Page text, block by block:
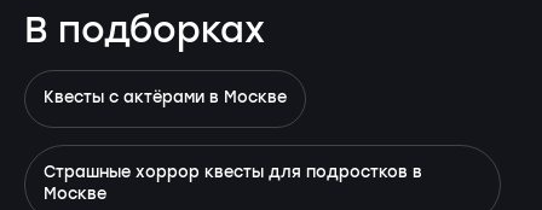
В подборках
Квесты с актёрами в Москве
Страшные хоррор квесты для подростков в
Москве